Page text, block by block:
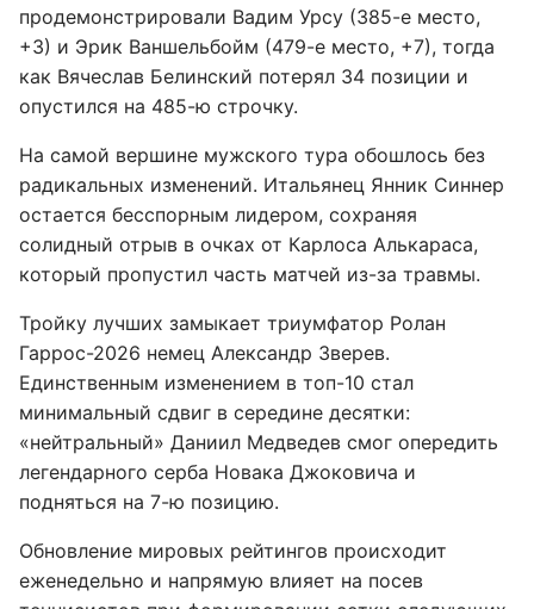
продемонстрировали Вадим Урсу (385-е место,
+3) и Эрик Ваншельбойм (479-е место, +7), тогда
как Вячеслав Белинский потерял 34 позиции и
опустился на 485-ю строчку.
На самой вершине мужского тура обошлось без
радикальных изменений. Итальянец Янник Синнер
остается бесспорным лидером, сохраняя
солидный отрыв в очках от Карлоса Алькараса,
который пропустил часть матчей из-за травмы.
Тройку лучших замыкает триумфатор Ролан
Гаррос-2026 немец Александр Зверев.
Единственным изменением в топ-10 стал
минимальный сдвиг в середине десятки:
«нейтральный» Даниил Медведев смог опередить
легендарного серба Новака Джоковича и
подняться на 7-ю позицию.
Обновление мировых рейтингов происходит
еженедельно и напрямую влияет на посев